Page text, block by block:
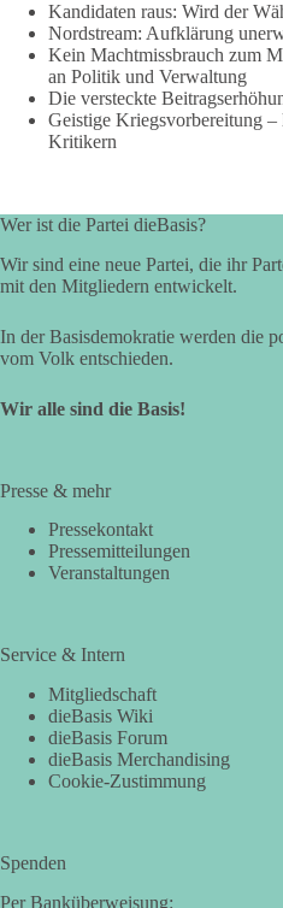
Kandidaten raus: Wird der
Nordstream: Aufklärung
Kein Machtmissbrauch zum
an Politik und Verwaltung
Die versteckte
Geistige Kriegsvorbereitung
Kritikern
Wer ist die Partei dieBasis?
Wir sind eine neue Partei, die ihr
mit den Mitgliedern entwickelt.
In der Basisdemokratie werden die
vom Volk entschieden.
Wir alle sind die Basis!
Presse & mehr
Pressekontakt
Pressemitteilungen
Veranstaltungen
Service & Intern
Mitgliedschaft
dieBasis Wiki
dieBasis Forum
dieBasis Merchandising
Cookie-Zustimmung
Spenden
Per Banküberweisung: